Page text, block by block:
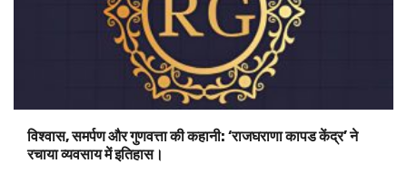
विश्वास, समर्पण और गुणवत्ता की कहानी: ‘राजघराणा कापड केंद्र’ ने
रचाया व्यवसाय में इतिहास।